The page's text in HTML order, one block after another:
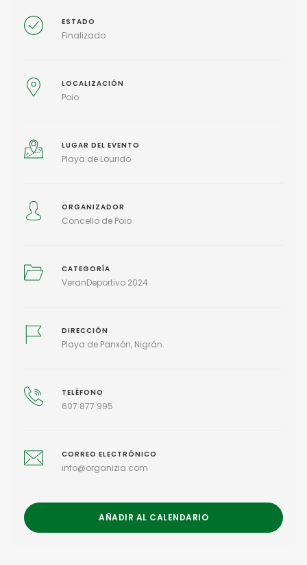
ESTADO
Finalizado
LOCALIZACIÓN
Poio
LUGAR DEL EVENTO
Playa de Lourido
ORGANIZADOR
Concello de Poio
CATEGORÍA
VeranDeportivo 2024
DIRECCIÓN
Playa de Panxón, Nigrán.
TELÉFONO
607 877 995
CORREO ELECTRÓNICO
info@organizia.com
AÑADIR AL CALENDARIO